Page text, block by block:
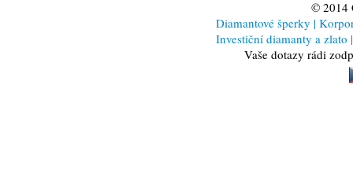
© 2014
Diamantové šperky |
Investiční diamanty a zlato |
Vaše dotazy rádi